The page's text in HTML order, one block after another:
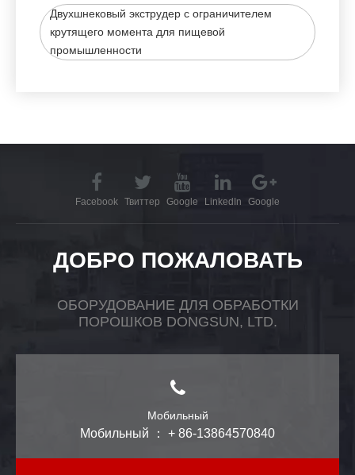
Двухшнековый экструдер с ограничителем
крутящего момента для пищевой
промышленности
Facebook Твиттер Google LinkedIn Google
ДОБРО ПОЖАЛОВАТЬ
ОБОРУДОВАНИЕ ДЛЯ ОБРАБОТКИ
ПОРОШКОВ DONGSUN, LTD.
Мобильный
Мобильный ： + 86-13864570840